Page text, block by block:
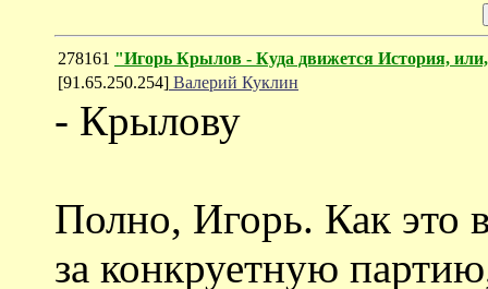
278161 "Игорь Крылов - Куда движется История,
[91.65.250.254] Валерий Куклин
- Крылову
Полно, Игорь. Как это
за конкруетную